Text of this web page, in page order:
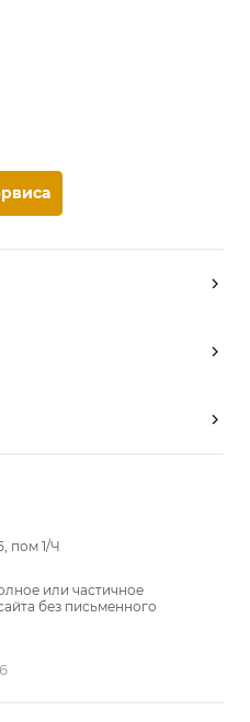
пом 1/Ч
или частичное
без письменного